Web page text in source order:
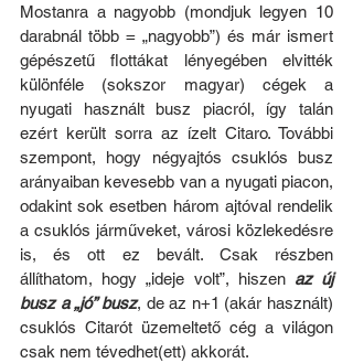
Mostanra a nagyobb (mondjuk legyen 10
darabnál több = „nagyobb”) és már ismert
gépészetű flottákat lényegében elvitték
különféle (sokszor magyar) cégek a
nyugati használt busz piacról, így talán
ezért került sorra az ízelt Citaro. További
szempont, hogy négyajtós csuklós busz
arányaiban kevesebb van a nyugati piacon,
odakint sok esetben három ajtóval rendelik
a csuklós járműveket, városi közlekedésre
is, és ott ez bevált. Csak részben
állíthatom, hogy „ideje volt”, hiszen az új
busz a „jó” busz, de az n+1 (akár használt)
csuklós Citarót üzemeltető cég a világon
csak nem tévedhet(ett) akkorát.